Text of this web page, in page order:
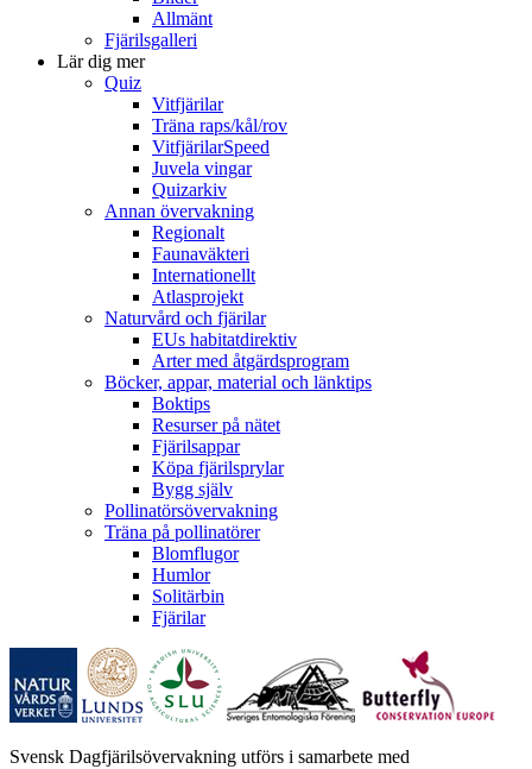
Allmänt
Fjärilsgalleri
Lär dig mer
Quiz
Vitfjärilar
Träna raps/kål/rov
VitfjärilarSpeed
Juvela vingar
Quizarkiv
Annan övervakning
Regionalt
Faunaväkteri
Internationellt
Atlasprojekt
Naturvård och fjärilar
EUs habitatdirektiv
Arter med åtgärdsprogram
Böcker, appar, material och länktips
Boktips
Resurser på nätet
Fjärilsappar
Köpa fjärilsprylar
Bygg själv
Pollinatörsövervakning
Träna på pollinatörer
Blomflugor
Humlor
Solitärbin
Fjärilar
Svensk Dagfjärilsövervakning utförs i samarbete med